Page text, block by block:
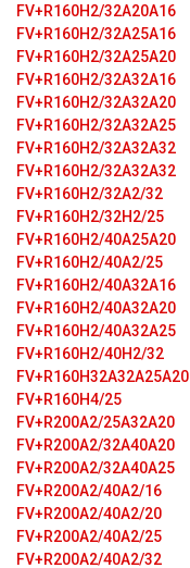
FV+R160H2/32A20A16
FV+R160H2/32A25A16
FV+R160H2/32A25A20
FV+R160H2/32A32A16
FV+R160H2/32A32A20
FV+R160H2/32A32A25
FV+R160H2/32A32A32
FV+R160H2/32A32A32
FV+R160H2/32A2/32
FV+R160H2/32H2/25
FV+R160H2/40A25A20
FV+R160H2/40A2/25
FV+R160H2/40A32А16
FV+R160H2/40A32А20
FV+R160H2/40A32А25
FV+R160H2/40H2/32
FV+R160H32A32A25A20
FV+R160H4/25
FV+R200A2/25A32A20
FV+R200A2/32A40A20
FV+R200A2/32A40A25
FV+R200A2/40A2/16
FV+R200A2/40A2/20
FV+R200A2/40A2/25
FV+R200A2/40A2/32